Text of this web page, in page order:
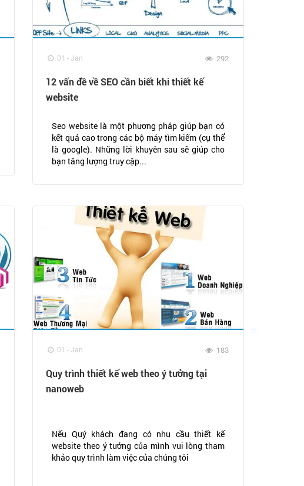
01 - Jan 292
12 vấn đề về SEO cần biết khi thiết kế
website
Seo website là một phương pháp giúp bạn có
kết quả cao trong các bộ máy tìm kiếm (cụ thể
là google). Những lời khuyên sau sẽ giúp cho
bạn tăng lượng truy cập...
01 - Jan 183
Quy trình thiết kế web theo ý tưởng tại
nanoweb
Nếu Quý khách đang có nhu cầu thiết kế
website theo ý tưởng của mình vui lòng tham
khảo quy trình làm việc của chúng tôi